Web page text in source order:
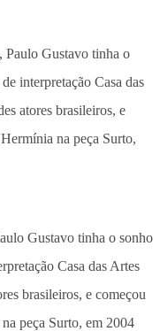
Gustavo tinha o sonho
Casa das Artes
brasileiros, e começou
peça Surto, em 2004